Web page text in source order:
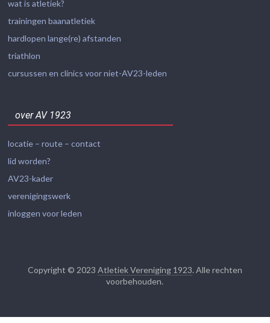
wat is atletiek?
trainingen baanatletiek
hardlopen lange(re) afstanden
triathlon
cursussen en clinics voor niet-AV23-leden
over AV 1923
locatie – route – contact
lid worden?
AV23-kader
verenigingswerk
inloggen voor leden
Copyright © 2023 Atletiek Vereniging 1923. Alle rechten
voorbehouden.